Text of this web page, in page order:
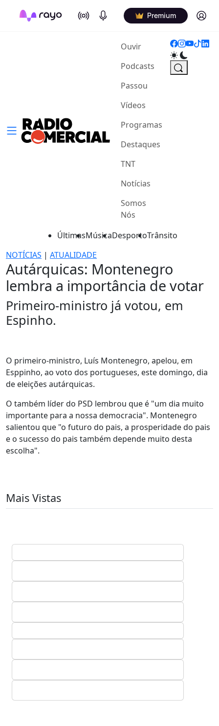
On Air Podcasts Premium Log in
Ouvir(current)
Podcasts
Passou
Vídeos
Programas
Destaques
TNT
Notícias
Somos
Nós
ÚltimasMúsicaDesportoTrânsito
NOTÍCIAS | ATUALIDADE
Autárquicas: Montenegro
lembra a importância de votar
Primeiro-ministro já votou, em
Espinho.
O primeiro-ministro, Luís Montenegro, apelou, em
Esppinho, ao voto dos portugueses, este domingo, dia
de eleições autárquicas.
O também líder do PSD lembrou que é "um dia muito
importante para a nossa democracia". Montenegro
salientou que "o futuro do pais, a prosperidade do pais
e o sucesso do pais também depende muito desta
escolha".
Mais Vistas